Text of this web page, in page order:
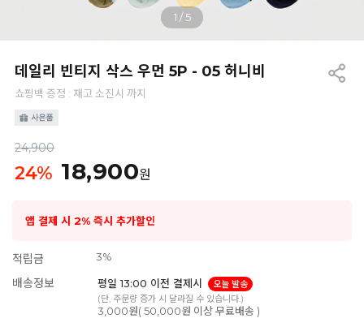
1 /5
데일리 빈티지 삭스 우먼 5P - 05 허니비
쇼핑백 증정 : 재고 소진시 까지
24,900
24% 18,900원
앱 결제 시 2% 즉시 추가할인
적립금 3%
배송정보 평일 13:00 이전 결제시
오늘 발송
(단, 주문량 증가 시 달라질 수 있습니다.)
3,000원( 50,000원 이상 무료배송 )